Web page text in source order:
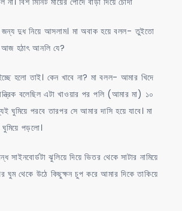
জন্য দুধ নিয়ে আসলাম। মা অবাক হয়ে বলল- তুইতো
হঠাৎ আনলি যে?
হলো তাই। কেন খাবে না? মা বলল- আমার খিদে
বলেছিল এটা খাওয়ার পর পলি (আমার মা) ১০
ঘুমিয়ে পরবে তারপর সে আমার দাসি হয়ে যাবে। মা
পড়লো।
ঝুলিয়ে দিয়ে ভিতর থেকে সাটার নামিয়ে
ঘুম থেকে উঠে কিছুক্ষন চুপ করে আমার দিকে তাকিয়ে